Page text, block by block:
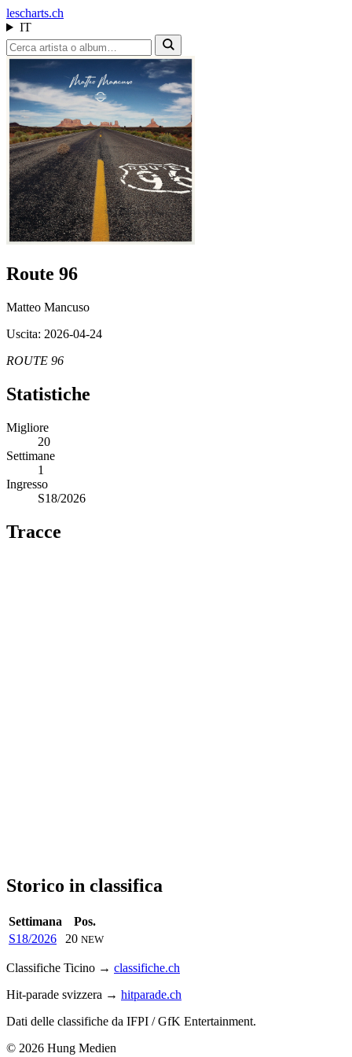
lescharts.ch
IT
Route 96
Matteo Mancuso
Uscita: 2026-04-24
ROUTE 96
Statistiche
Migliore
20
Settimane
1
Ingresso
S18/2026
Tracce
Storico in classifica
Settimana
Pos.
S18/2026
20 NEW
Classifiche Ticino → classifiche.ch
Hit-parade svizzera → hitparade.ch
Dati delle classifiche da IFPI / GfK Entertainment.
© 2026 Hung Medien